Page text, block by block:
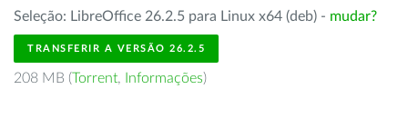
Seleção: LibreOffice 26.2.5 para Linux x64 (deb) - mudar?
TRANSFERIR A VERSÃO 26.2.5
208 MB (Torrent, Informações)